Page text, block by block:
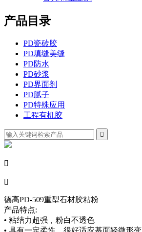
产品目录
PD瓷砖胶
PD填缝美缝
PD防水
PD砂浆
PD界面剂
PD腻子
PD特殊应用
工程有机胶



德高PD-509重型石材胶粘粉
产品特点:
• 粘结力超强，粉白不透色
• 具有一定柔性，很好适应基面轻微形变